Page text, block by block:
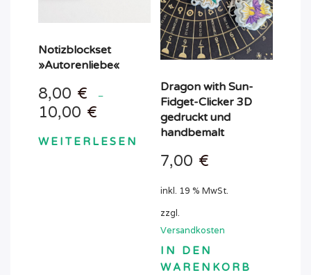
auf
der
gewählt
werden
Notizblockset
»Autorenliebe«
8,00 € –
10,00 €
WEITERLESEN
Dragon with Sun-
Fidget-Clicker 3D
gedruckt und
handbemalt
7,00 €
inkl. 19 % MwSt.
zzgl.
Versandkosten
IN DEN
WARENKORB